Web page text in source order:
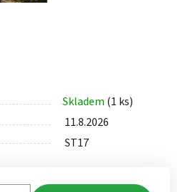
Skladem (1 ks)
11.8.2026
ST17